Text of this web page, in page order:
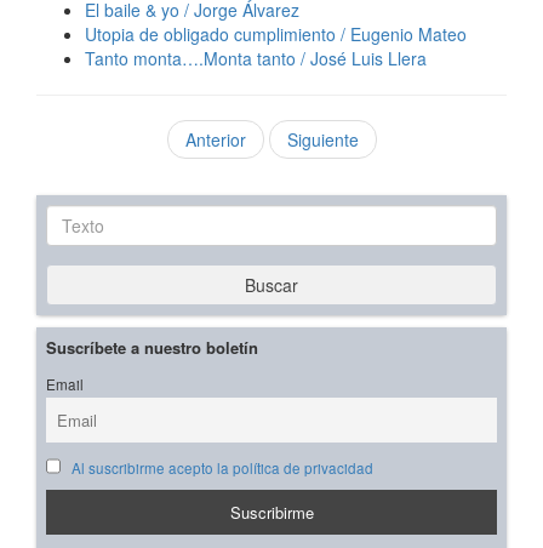
El baile & yo / Jorge Álvarez
Utopia de obligado cumplimiento / Eugenio Mateo
Tanto monta….Monta tanto / José Luis Llera
Anterior Siguiente
Texto
Buscar
Suscríbete a nuestro boletín
Email
Al suscribirme acepto la política de privacidad